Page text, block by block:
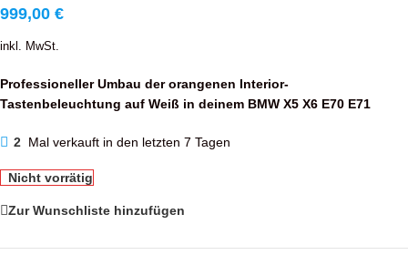
999,00 €
inkl. MwSt.
Professioneller Umbau der orangenen Interior-
Tastenbeleuchtung auf Weiß in deinem BMW X5 X6 E70 E71
2 Mal verkauft in den letzten 7 Tagen
Nicht vorrätig
Zur Wunschliste hinzufügen